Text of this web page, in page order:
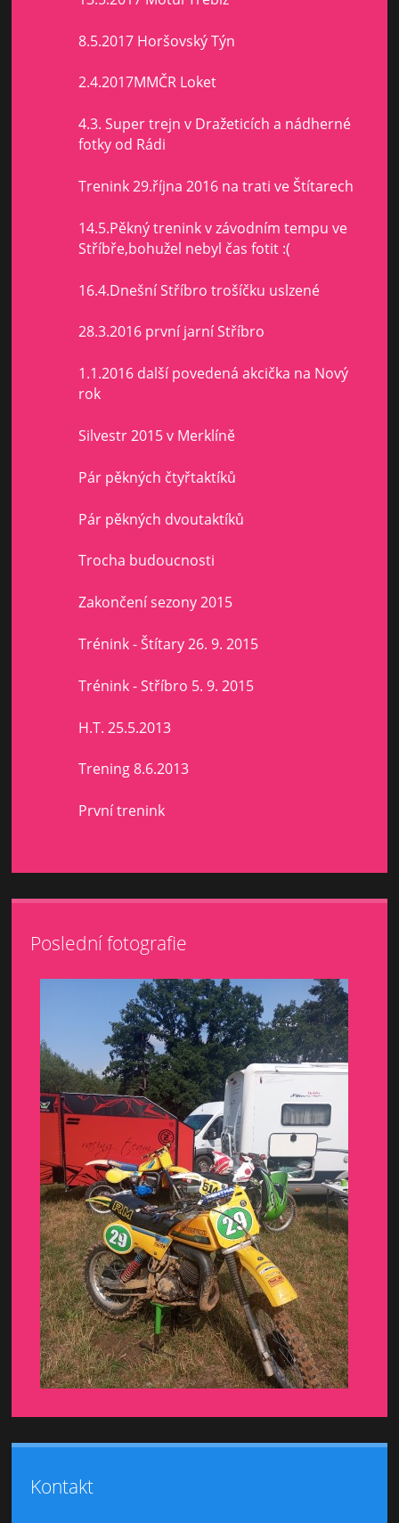
8.5.2017 Horšovský Týn
2.4.2017MMČR Loket
4.3. Super trejn v Dražeticích a nádherné
fotky od Rádi
Trenink 29.října 2016 na trati ve Štítarech
14.5.Pěkný trenink v závodním tempu ve
Stříbře,bohužel nebyl čas fotit :(
16.4.Dnešní Stříbro trošíčku uslzené
28.3.2016 první jarní Stříbro
1.1.2016 další povedená akcička na Nový
rok
Silvestr 2015 v Merklíně
Pár pěkných čtyřtaktíků
Pár pěkných dvoutaktíků
Trocha budoucnosti
Zakončení sezony 2015
Trénink - Štítary 26. 9. 2015
Trénink - Stříbro 5. 9. 2015
H.T. 25.5.2013
Trening 8.6.2013
První trenink
Poslední fotografie
Kontakt